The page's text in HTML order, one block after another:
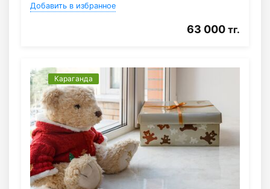
Добавить в избранное
63 000 тг.
Караганда